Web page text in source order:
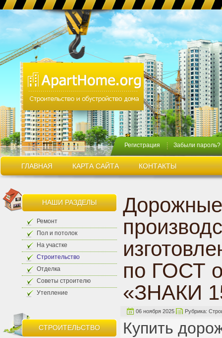
Регистрация Забыли пароль?
ГЛАВНАЯ КАРТА САЙТА КОНТАКТЫ
НАШИ РАЗДЕЛЫ
Ремонт
Пол и потолок
На участке
Строительство
Отделка
Советы строителю
Утепление
СТРОИТЕЛЬСТВО
по ГОСТ
«ЗНАКИ
06 ноября 2025 Рубрика:
Купить